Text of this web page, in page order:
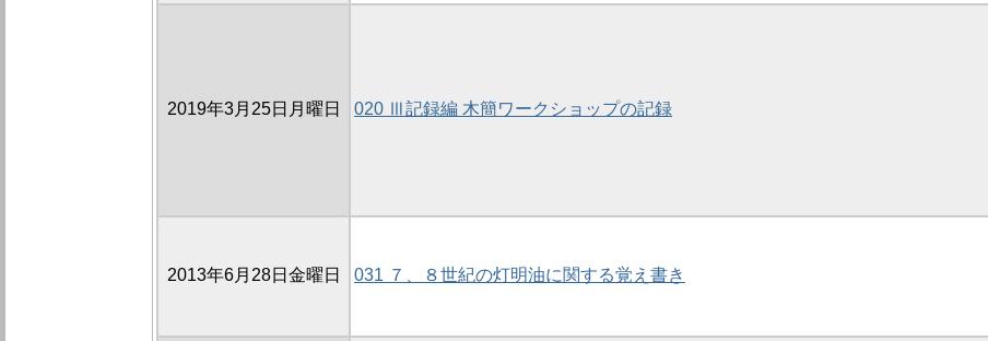
2019年3月25日月曜日 020 Ⅲ記録編 木簡ワークショップの記録
2013年6月28日金曜日 031 ７、８世紀の灯明油に関する覚え書き